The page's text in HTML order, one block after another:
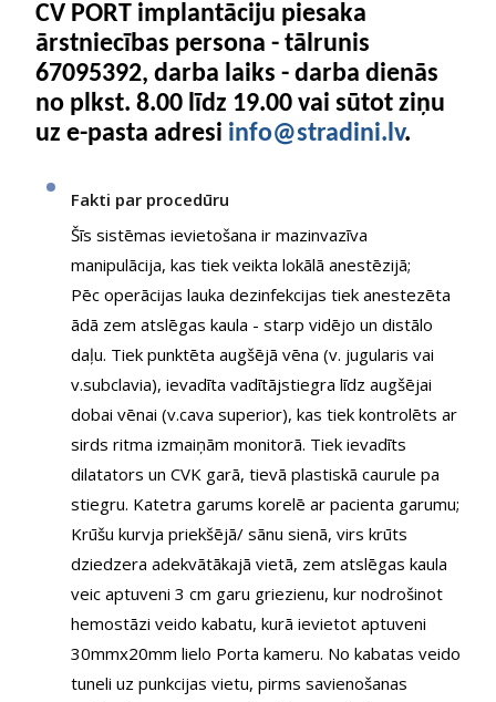
CV PORT implantāciju piesaka
ārstniecības persona - tālrunis
67095392, darba laiks - darba dienās
no plkst. 8.00 līdz 19.00 vai sūtot ziņu
uz e-pasta adresi info@stradini.lv.
Fakti par procedūru
Šīs sistēmas ievietošana ir mazinvazīva
manipulācija, kas tiek veikta lokālā anestēzijā;
Pēc operācijas lauka dezinfekcijas tiek anestezēta
ādā zem atslēgas kaula - starp vidējo un distālo
daļu. Tiek punktēta augšējā vēna (v. jugularis vai
v.subclavia), ievadīta vadītājstiegra līdz augšējai
dobai vēnai (v.cava superior), kas tiek kontrolēts ar
sirds ritma izmaiņām monitorā. Tiek ievadīts
dilatators un CVK garā, tievā plastiskā caurule pa
stiegru. Katetra garums korelē ar pacienta garumu;
Krūšu kurvja priekšējā/ sānu sienā, virs krūts
dziedzera adekvātākajā vietā, zem atslēgas kaula
veic aptuveni 3 cm garu griezienu, kur nodrošinot
hemostāzi veido kabatu, kurā ievietot aptuveni
30mmx20mm lielo Porta kameru. No kabatas veido
tuneli uz punkcijas vietu, pirms savienošanas